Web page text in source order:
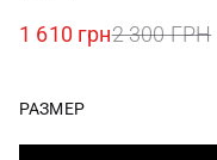
1 610 грн2 300 ГРН
РАЗМЕР